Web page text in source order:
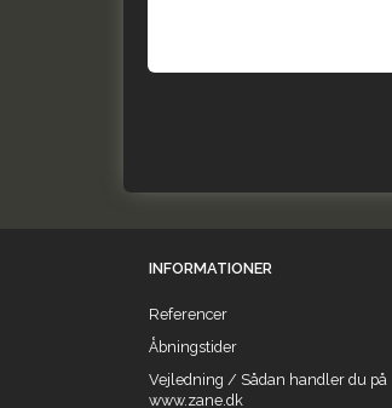
INFORMATIONER
Referencer
Åbningstider
Vejledning / Sådan handler du på
www.zane.dk